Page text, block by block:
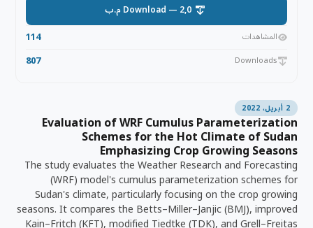
Download — 2,0 م.ب
المشاهدات 114
Downloads
807
2 أبريل، 2022
Evaluation of WRF Cumulus Parameterization
Schemes for the Hot Climate of Sudan
Emphasizing Crop Growing Seasons
The study evaluates the Weather Research and Forecasting
(WRF) model's cumulus parameterization schemes for
Sudan's climate, particularly focusing on the crop growing
seasons. It compares the Betts–Miller–Janjic (BMJ), improved